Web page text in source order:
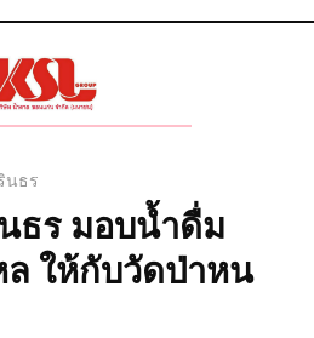
นธร
ธร มอบน้ำดื่ม
ให้กับวัดป่าหน